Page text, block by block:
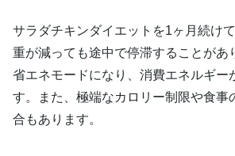
サラダチキンダイエットを1ヶ月続け
重が減っても途中で停滞することがあ
省エネモードになり、消費エネルギー
す。また、極端なカロリー制限や食事
合もあります。